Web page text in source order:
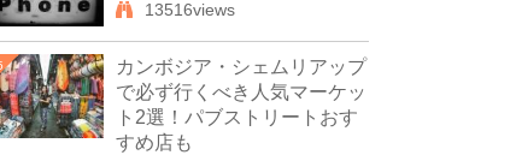
13516views
カンボジア・シェムリアップ
で必ず行くべき人気マーケッ
ト2選！パブストリートおす
すめ店も